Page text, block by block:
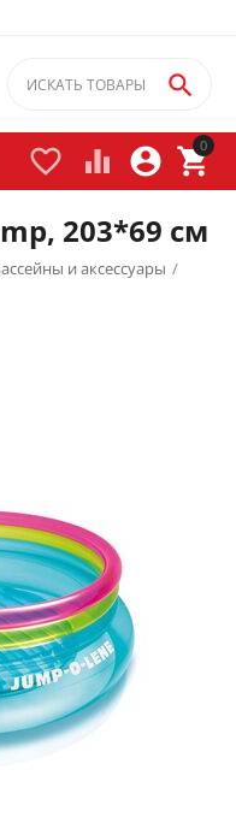
0


 

203*69 см
и аксессуары /